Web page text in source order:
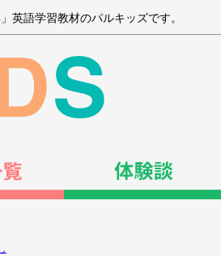
英語学習教材のパルキッズです。